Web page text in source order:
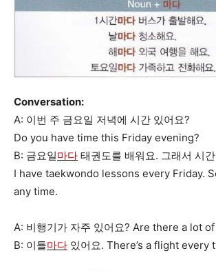
Conversation:
A: 이번 주 금요일 저녁에 시간 있어요?
Do you have time this Friday evening?
B: 금요일마다 태권도를 배워요. 그래서 시
I have taekwondo lessons every Friday.
any time.
A: 비행기가 자주 있어요? Are there a lot
B: 이틀마다 있어요. There’s a flight every